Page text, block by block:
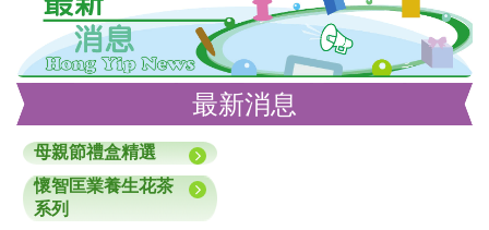
最新消息
母親節禮盒精選
懷智匡業養生花茶
系列